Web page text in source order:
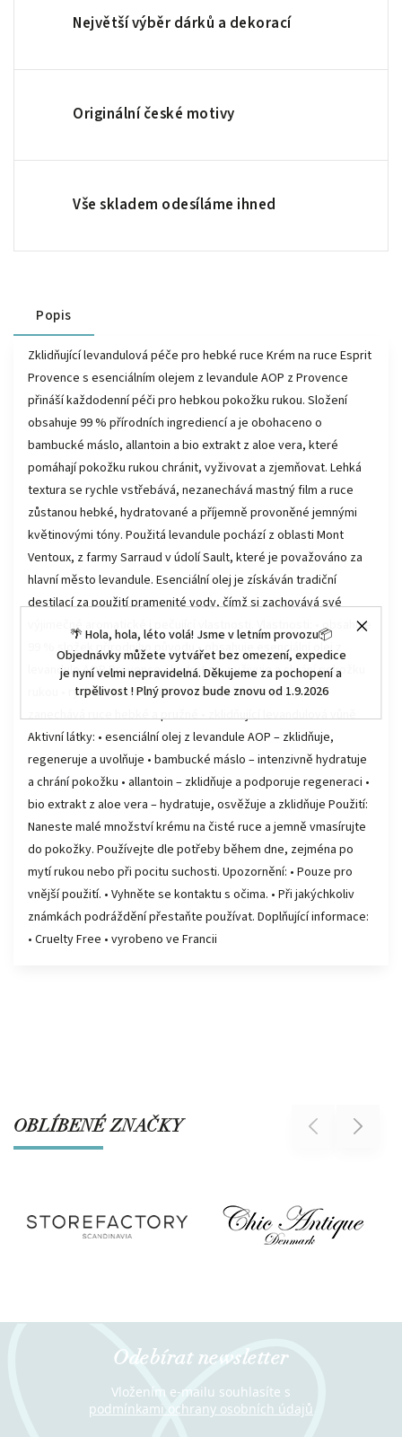
🌴 Hola, hola, léto volá! Jsme v letním provozu📦
Objednávky můžete vytvářet bez omezení, expedice
je nyní velmi nepravidelná. Děkujeme za pochopení a
trpělivost ! Plný provoz bude znovu od 1.9.2026
Největší výběr dárků a dekorací
Originální české motivy
Vše skladem odesíláme ihned
Popis
Zklidňující levandulová péče pro hebké ruce Krém na ruce Esprit
Provence s esenciálním olejem z levandule AOP z Provence
přináší každodenní péči pro hebkou pokožku rukou. Složení
obsahuje 99 % přírodních ingrediencí a je obohaceno o
bambucké máslo, allantoin a bio extrakt z aloe vera, které
pomáhají pokožku rukou chránit, vyživovat a zjemňovat. Lehká
textura se rychle vstřebává, nezanechává mastný film a ruce
zůstanou hebké, hydratované a příjemně provoněné jemnými
květinovými tóny. Použitá levandule pochází z oblasti Mont
Ventoux, z farmy Sarraud v údolí Sault, které je považováno za
hlavní město levandule. Esenciální olej je získáván tradiční
destilací za použití pramenité vody, čímž si zachovává své
výjimečné aromatické i pečující vlastnosti. Vlastnosti: • obsahuje
99 % složek přírodního původu • obsahuje esenciální olej z
levandule AOP Provence • hydratuje, vyživuje a chrání pokožku
rukou • rychle se vstřebává a nezanechává mastný film •
zanechává ruce hebké a pružné • zklidňující levandulová vůně
Aktivní látky: • esenciální olej z levandule AOP – zklidňuje,
regeneruje a uvolňuje • bambucké máslo – intenzivně hydratuje
a chrání pokožku • allantoin – zklidňuje a podporuje regeneraci •
bio extrakt z aloe vera – hydratuje, osvěžuje a zklidňuje Použití:
Naneste malé množství krému na čisté ruce a jemně vmasírujte
do pokožky. Používejte dle potřeby během dne, zejména po
mytí rukou nebo při pocitu suchosti. Upozornění: • Pouze pro
vnější použití. • Vyhněte se kontaktu s očima. • Při jakýchkoliv
známkách podráždění přestaňte používat. Doplňující informace:
• Cruelty Free • vyrobeno ve Francii
OBLÍBENÉ ZNAČKY Previous Next
Odebírat newsletter
Vložením e-mailu souhlasíte s
podmínkami ochrany osobních údajů